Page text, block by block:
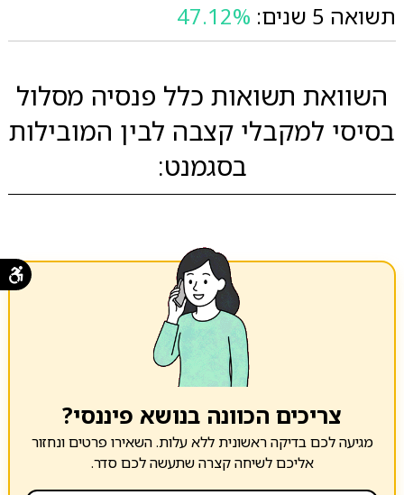
תשואה 5 שנים:
47.12%
השוואת תשואות כלל פנסיה מסלול
בסיסי למקבלי קצבה לבין המובילות
בסגמנט:
צריכים הכוונה בנושא פיננסי?
מגיעה לכם בדיקה ראשונית ללא עלות. השאירו פרטים ונחזור
אליכם לשיחה קצרה שתעשה לכם סדר.